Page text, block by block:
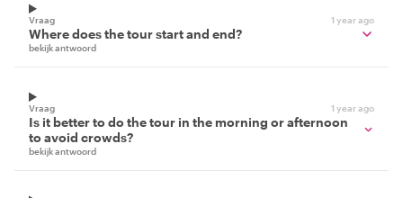
Vraag 1 year ago
Where does the tour start and end?
bekijk antwoord
Vraag 1 year ago
Is it better to do the tour in the morning or afternoon
to avoid crowds?
bekijk antwoord